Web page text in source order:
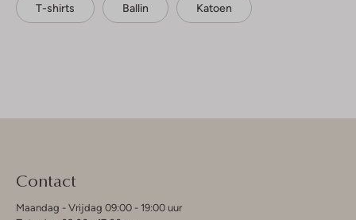
T-shirts Ballin Katoen
Contact
Maandag - Vrijdag 09:00 - 19:00 uur